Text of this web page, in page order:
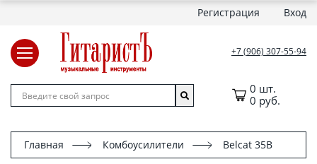
Регистрация Вход
+7 (906) 307-55-94
0 шт.
0 руб.
Главная Комбоусилители Belcat 35B